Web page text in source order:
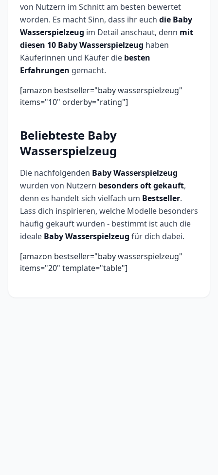
von Nutzern im Schnitt am besten bewertet
worden. Es macht Sinn, dass ihr euch die Baby
Wasserspielzeug im Detail anschaut, denn mit
diesen 10 Baby Wasserspielzeug haben
Käuferinnen und Käufer die besten
Erfahrungen gemacht.
[amazon bestseller="baby wasserspielzeug"
items="10" orderby="rating"]
Beliebteste Baby
Wasserspielzeug
Die nachfolgenden Baby Wasserspielzeug
wurden von Nutzern besonders oft gekauft,
denn es handelt sich vielfach um Bestseller.
Lass dich inspirieren, welche Modelle besonders
häufig gekauft wurden - bestimmt ist auch die
ideale Baby Wasserspielzeug für dich dabei.
[amazon bestseller="baby wasserspielzeug"
items="20" template="table"]